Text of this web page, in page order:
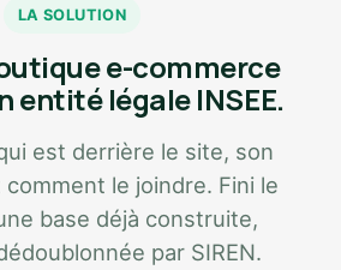
LA SOLUTION
e-commerce
entité légale INSEE.
est derrière le site, son
le joindre. Fini le
base déjà construite,
par SIREN.